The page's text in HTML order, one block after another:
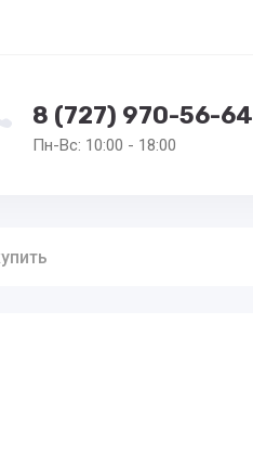
8 (727) 970-56-64
Пн-Вс: 10:00 - 18:00